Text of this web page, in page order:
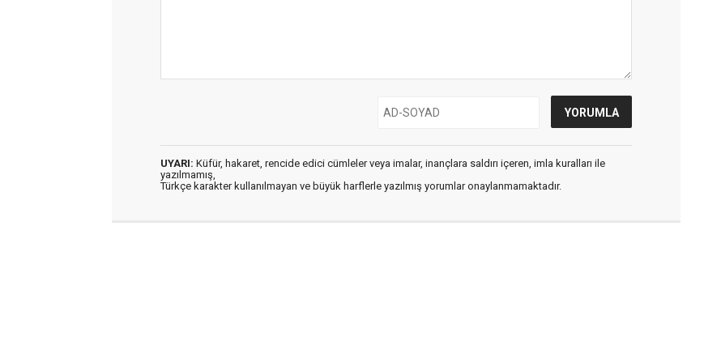
UYARI: Küfür, hakaret, rencide edici cümleler veya imalar, inançlara saldırı içeren, imla kuralları ile
yazılmamış,
Türkçe karakter kullanılmayan ve büyük harflerle yazılmış yorumlar onaylanmamaktadır.